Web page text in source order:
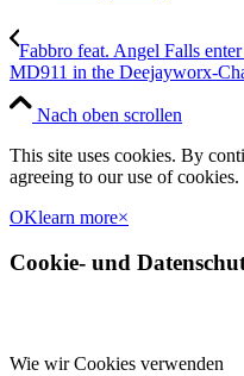
Fabbro feat. Angel Falls
MD911 in the Deejayworx-
Nach oben scrollen
This site uses cookies. By
agreeing to our use of cookies.
OKlearn more×
Cookie- und
Wie wir Cookies verwenden